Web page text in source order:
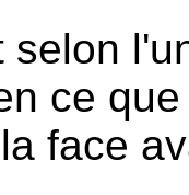
selon
ce
face